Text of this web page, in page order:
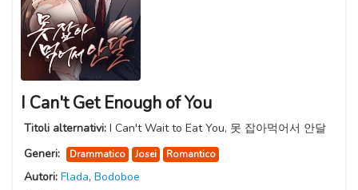
I Can't Get Enough of You
Titoli alternativi: I Can't Wait to Eat You, 못 잡아먹어서 안달
Generi:
Drammatico Josei Romantico
Autori: Flada, Bodoboe